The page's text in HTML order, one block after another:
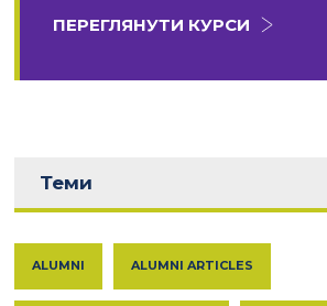
ПЕРЕГЛЯНУТИ КУРСИ
Теми
ALUMNI ALUMNI ARTICLES